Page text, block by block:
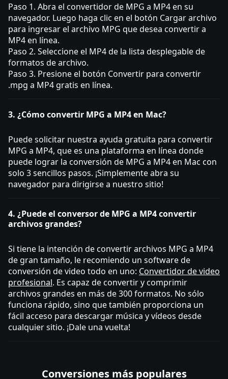
Paso 1. Abra el convertidor de MPG a MP4 en su
navegador. Luego haga clic en el botón Cargar archivo
para ingresar el archivo MPG que desea convertir a
MP4 en línea.
Paso 2. Seleccione el MP4 de la lista desplegable de
formatos de archivo.
Paso 3. Presione el botón Convertir para convertir
.mpg a MP4 gratis en línea.
3. ¿Cómo convertir MPG a MP4 en Mac?
Puede solicitar nuestra ayuda gratuita para convertir
MPG a MP4, que es una plataforma en línea donde
puede lograr la conversión de MPG a MP4 en Mac con
solo 3 sencillos pasos. ¡Simplemente abra su
navegador para dirigirse a nuestro sitio!
4. ¿Puede el conversor de MPG a MP4 convertir
archivos grandes?
Si tiene la intención de convertir archivos MPG a MP4
de gran tamaño, le recomiendo un software de
conversión de video todo en uno: Convertidor de video
profesional. Es capaz de convertir y comprimir
archivos grandes en más de 300 formatos. No sólo
funciona rápido, sino que también proporciona un
fácil acceso para descargar música y vídeos desde
cualquier sitio. ¡Dale una vuelta!
Conversiones más populares